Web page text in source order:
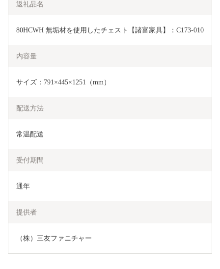
返礼品名
80HCWH 無垢材を使用したチェスト【諸富家具】：C173-010
内容量
サイズ：791×445×1251（mm）
配送方法
常温配送
受付期間
通年
提供者
（株）三友ファニチャー